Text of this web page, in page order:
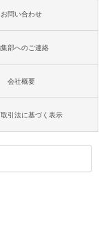
お問い合わせ
部へのご連絡
会社概要
引法に基づく表示